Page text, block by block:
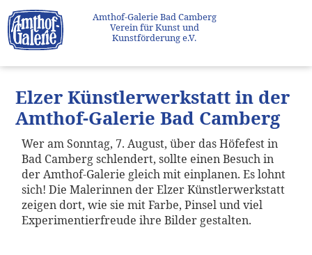
Amthof-Galerie Bad Camberg
Verein für Kunst und
Kunstförderung e.V.
Elzer Künstlerwerkstatt in der
Amthof-Galerie Bad Camberg
Wer am Sonntag, 7. August, über das Höfefest in
Bad Camberg schlendert, sollte einen Besuch in
der Amthof-Galerie gleich mit einplanen. Es lohnt
sich! Die Malerinnen der Elzer Künstlerwerkstatt
zeigen dort, wie sie mit Farbe, Pinsel und viel
Experimentierfreude ihre Bilder gestalten.